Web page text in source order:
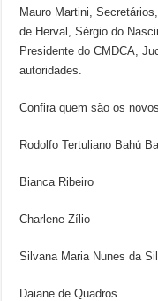
Mauro Martini,
de Herval, Sérgio do
Presidente do CMDCA,
autoridades.
Confira quem são os
Rodolfo Tertuliano Bahú
Bianca Ribeiro
Charlene Zílio
Silvana Maria Nunes da
Daiane de Quadros